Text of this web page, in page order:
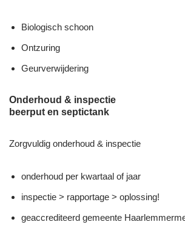
Biologisch schoon
Ontzuring
Geurverwijdering
Onderhoud & inspectie
beerput en septictank
Zorgvuldig onderhoud & inspectie
onderhoud per kwartaal of jaar
inspectie > rapportage > oplossing!
geaccrediteerd gemeente